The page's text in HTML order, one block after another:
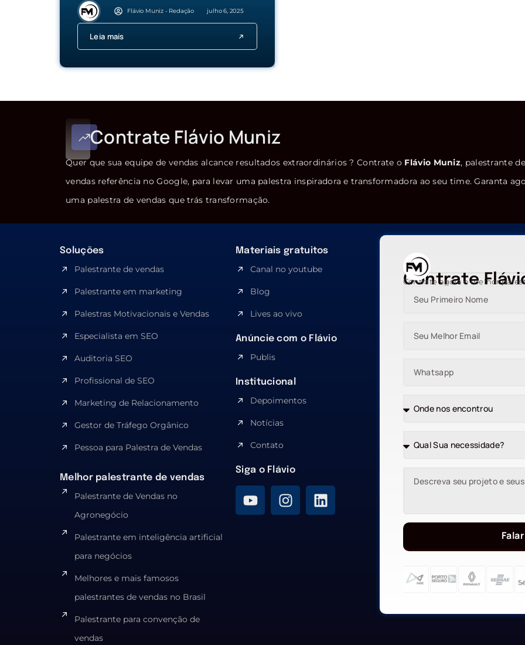
Flávio Muniz - Redação julho 6, 2025
Leia mais
Contrate Flávio Muniz
Quer que sua equipe de vendas alcance resultados extraordinários ? Contrate o Flávio Muniz, palestrante de
vendas referência no Google, para levar uma palestra inspiradora e transformadora ao seu time. Garanta
uma palestra de vendas que trás transformação.
Soluções
Palestrante de vendas
Palestrante em marketing
Palestras Motivacionais e Vendas
Especialista em SEO​
Auditoria SEO
Profissional de SEO
Marketing de Relacionamento
Gestor de Tráfego Orgânico
Pessoa para Palestra de Vendas
Melhor palestrante de vendas
Palestrante de Vendas no
Agronegócio
Palestrante em inteligência artificial
para negócios
Melhores e mais famosos
palestrantes de vendas no Brasil
Palestrante para convenção de
vendas
Materiais gratuitos
Canal no youtube
Blog
Lives ao vivo
Anúncie com o Flávio
Publis
Institucional
Depoimentos
Notícias
Contato
Siga o Flávio
Contrate
Contrate agora o melhor